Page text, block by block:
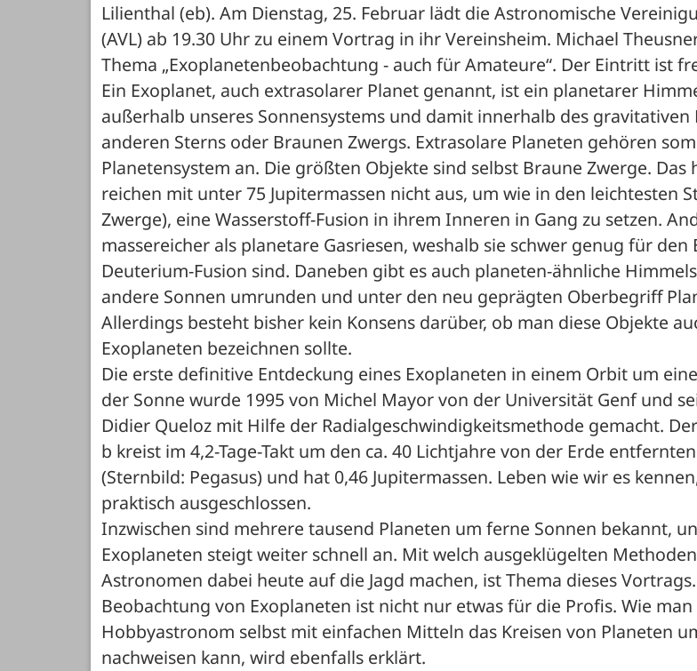
Lilienthal (eb). Am Dienstag, 25. Februar lädt die Astronomische
(AVL) ab 19.30 Uhr zu einem Vortrag in ihr Vereinsheim. Michael
Thema „Exoplanetenbeobachtung - auch für Amateure“. Der Eintritt ist
Ein Exoplanet, auch extrasolarer Planet genannt, ist ein planetarer
außerhalb unseres Sonnensystems und damit innerhalb des gravitativen
anderen Sterns oder Braunen Zwergs. Extrasolare Planeten gehören
Planetensystem an. Die größten Objekte sind selbst Braune Zwerge. Das
reichen mit unter 75 Jupitermassen nicht aus, um wie in den leichtesten
Zwerge), eine Wasserstoff-Fusion in ihrem Inneren in Gang zu setzen.
massereicher als planetare Gasriesen, weshalb sie schwer genug für den
Deuterium-Fusion sind. Daneben gibt es auch planeten-ähnliche
andere Sonnen umrunden und unter den neu geprägten Oberbegriff
Allerdings besteht bisher kein Konsens darüber, ob man diese Objekte
Exoplaneten bezeichnen sollte.
Die erste definitive Entdeckung eines Exoplaneten in einem Orbit um
der Sonne wurde 1995 von Michel Mayor von der Universität Genf und
Didier Queloz mit Hilfe der Radialgeschwindigkeitsmethode gemacht.
b kreist im 4,2-Tage-Takt um den ca. 40 Lichtjahre von der Erde
(Sternbild: Pegasus) und hat 0,46 Jupitermassen. Leben wie wir es
praktisch ausgeschlossen.
Inzwischen sind mehrere tausend Planeten um ferne Sonnen bekannt,
Exoplaneten steigt weiter schnell an. Mit welch ausgeklügelten
Astronomen dabei heute auf die Jagd machen, ist Thema dieses
Beobachtung von Exoplaneten ist nicht nur etwas für die Profis. Wie man
Hobbyastronom selbst mit einfachen Mitteln das Kreisen von Planeten
nachweisen kann, wird ebenfalls erklärt.